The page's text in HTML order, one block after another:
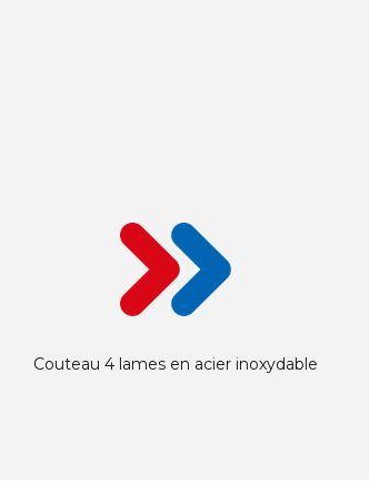
Couteau 4 lames en acier inoxydable